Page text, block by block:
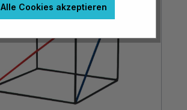
Alle Cookies akzeptieren